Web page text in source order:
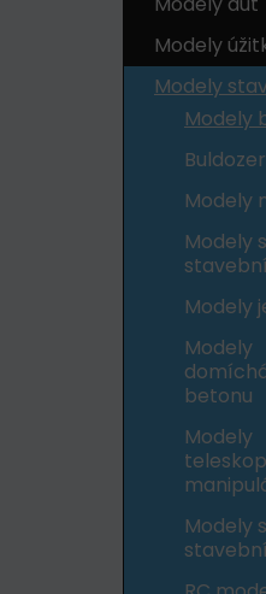
Modely
Modely
Modely
Modely
Modely
Modely
Modely
betonu
Modely
Modely